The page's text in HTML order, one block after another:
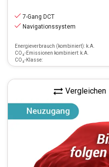
7-Gang DCT
Navigationssystem
Energieverbrauch (kombiniert): k.A.
CO₂-Emissionen kombiniert: k.A.
CO₂-Klasse:
Vergleichen